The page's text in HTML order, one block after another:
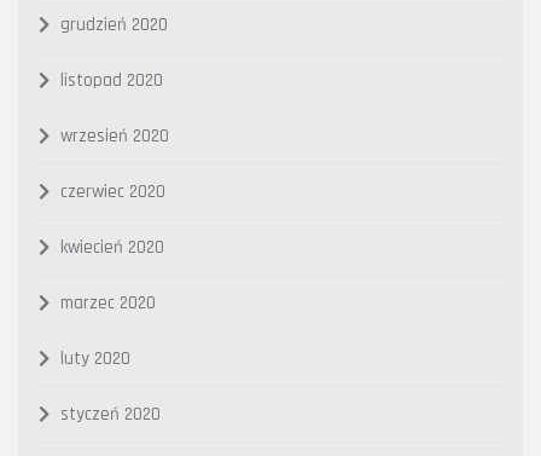
grudzień 2020
listopad 2020
wrzesień 2020
czerwiec 2020
kwiecień 2020
marzec 2020
luty 2020
styczeń 2020